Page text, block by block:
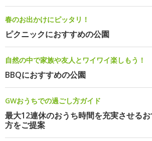
春のお出かけにピッタリ！
ピクニックにおすすめの公園
自然の中で家族や友人とワイワイ楽しもう！
BBQにおすすめの公園
GWおうちでの過ごし方ガイド
最大12連休のおうち時間を充実させる
方をご提案